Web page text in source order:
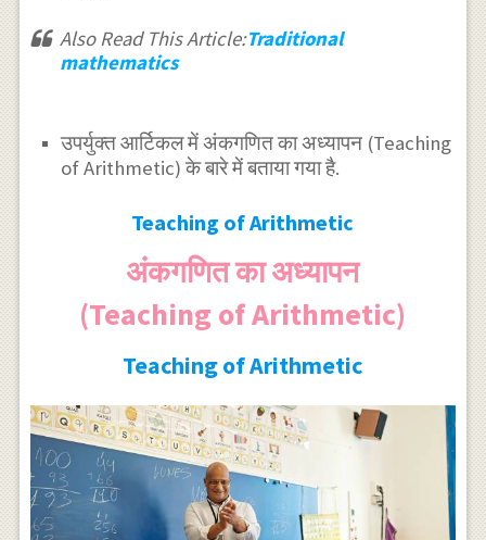
Also Read This Article:Traditional
mathematics
उपर्युक्त आर्टिकल में अंकगणित का अध्यापन (Teaching
of Arithmetic) के बारे में बताया गया है.
Teaching of Arithmetic
अंकगणित का अध्यापन
(Teaching of Arithmetic)
Teaching of Arithmetic